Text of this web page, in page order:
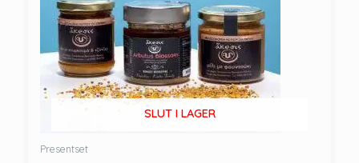
SLUT I LAGER
Presentset